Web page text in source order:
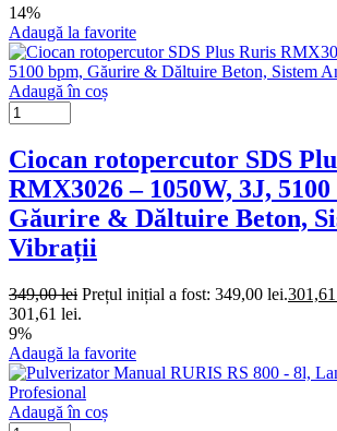
14%
Adaugă la favorite
Adaugă în coș
Ciocan rotopercutor SDS
RMX3026 – 1050W, 3J,
Găurire & Dăltuire Beton,
Vibrații
349,00lei Prețul inițial a fost: 349,00 lei.301,61
301,61 lei.
9%
Adaugă la favorite
Adaugă în coș